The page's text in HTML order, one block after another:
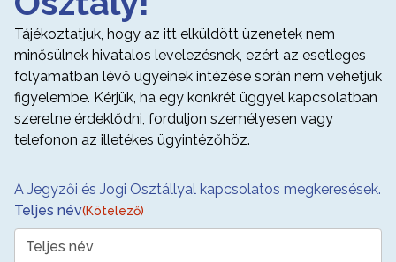
Tájékoztatjuk, hogy az itt elküldött üzenetek nem
minősülnek hivatalos levelezésnek, ezért az esetleges
folyamatban lévő ügyeinek intézése során nem vehetjük
figyelembe. Kérjük, ha egy konkrét üggyel kapcsolatban
szeretne érdeklődni, forduljon személyesen vagy
telefonon az illetékes ügyintézőhöz.
A Jegyzői és Jogi Osztállyal kapcsolatos megkeresések.
Teljes név(Kötelező)